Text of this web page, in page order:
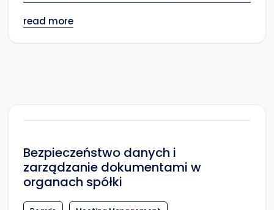
read more
Bezpieczeństwo danych i
zarządzanie dokumentami w
organach spółki